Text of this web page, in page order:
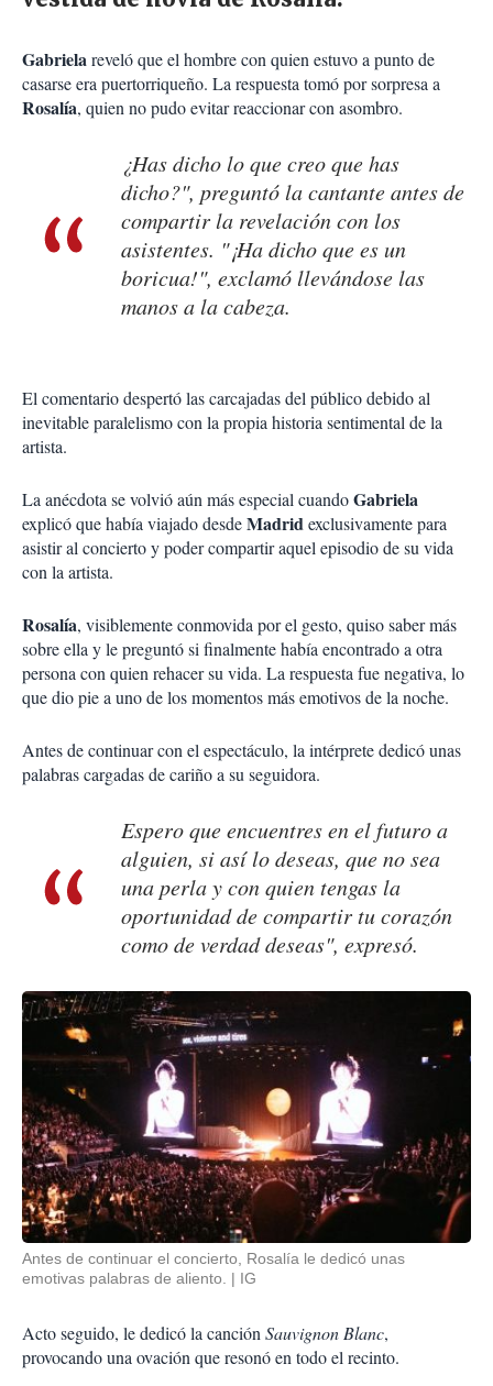
Gabrielareveló que el hombre con quien estuvo a punto de
casarse era puertorriqueño. La respuesta tomó por sorpresa a
Rosalía, quien no pudo evitar reaccionar con asombro.
¿Has dicho lo que creo que has
dicho?", preguntó la cantante antes de
compartir la revelación con los
asistentes. "¡Ha dicho que es un
boricua!", exclamó llevándose las
manos a la cabeza.
El comentario despertó las carcajadas del público debido al
inevitable paralelismo con la propia historia sentimental de la
artista.
La anécdota se volvió aún más especial cuandoGabriela
explicó que había viajado desdeMadridexclusivamente para
asistir al concierto y poder compartir aquel episodio de su vida
con la artista.
Rosalía, visiblemente conmovida por el gesto, quiso saber más
sobre ella y le preguntó si finalmente había encontrado a otra
persona con quien rehacer su vida. La respuesta fue negativa, lo
que dio pie a uno de los momentos más emotivos de la noche.
Antes de continuar con el espectáculo, la intérprete dedicó unas
palabras cargadas de cariño a su seguidora.
Espero que encuentres en el futuro a
alguien, si así lo deseas, que no sea
una perla y con quien tengas la
oportunidad de compartir tu corazón
como de verdad deseas", expresó.
Antes de continuar el concierto, Rosalía le dedicó unas
emotivas palabras de aliento.
IG
Acto seguido, le dedicó la canciónSauvignon Blanc,
provocando una ovación que resonó en todo el recinto.